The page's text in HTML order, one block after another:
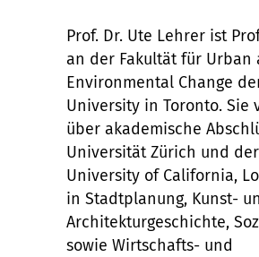
Prof. Dr. Ute Lehrer ist
an der Fakultät für Urban
Environmental Change
University in Toronto. Sie
über akademische
Universität Zürich und der
University of California,
in Stadtplanung, Kunst-
Architekturgeschichte,
sowie Wirtschafts- und